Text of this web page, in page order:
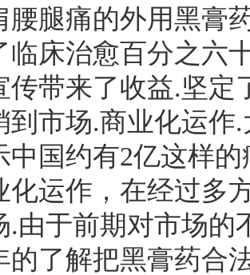
腰腿痛的外用黑膏
临床治愈百分之六
传带来了收益.坚定
到市场.商业化运作
中国约有2亿这样
化运作，在经过多
.由于前期对市场的
的了解把黑膏药合